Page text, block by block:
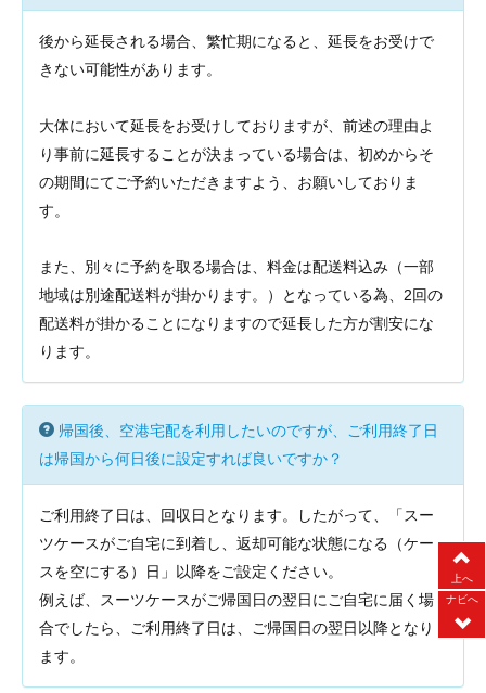
後から延長される場合、繁忙期になると、延長をお受けで
きない可能性があります。
大体において延長をお受けしておりますが、前述の理由よ
り事前に延長することが決まっている場合は、初めからそ
の期間にてご予約いただきますよう、お願いしておりま
す。
また、別々に予約を取る場合は、料金は配送料込み（一部
地域は別途配送料が掛かります。）となっている為、2回の
配送料が掛かることになりますので延長した方が割安にな
ります。
帰国後、空港宅配を利用したいのですが、ご利用終了日
は帰国から何日後に設定すれば良いですか？
ご利用終了日は、回収日となります。したがって、「スー
ツケースがご自宅に到着し、返却可能な状態になる（ケー
スを空にする）日」以降をご設定ください。
例えば、スーツケースがご帰国日の翌日にご自宅に届く場
合でしたら、ご利用終了日は、ご帰国日の翌日以降となり
ます。
上へ
ナビへ